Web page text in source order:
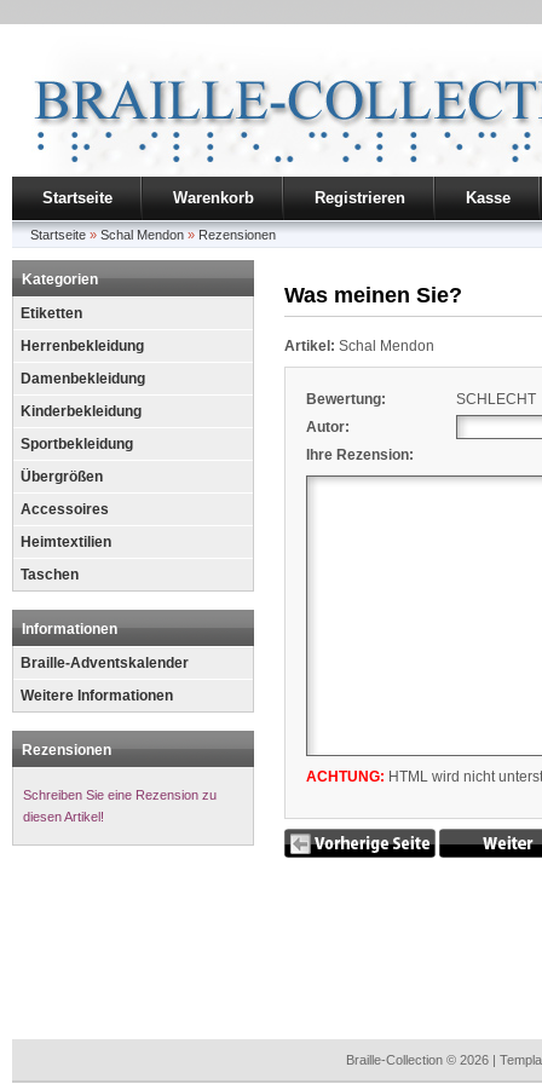
Startseite Warenkorb Registrieren Kasse
Startseite » Schal Mendon » Rezensionen
Kategorien
Etiketten
Herrenbekleidung
Damenbekleidung
Kinderbekleidung
Sportbekleidung
Übergrößen
Accessoires
Heimtextilien
Taschen
Informationen
Braille-Adventskalender
Weitere Informationen
Rezensionen
Schreiben Sie eine Rezension zu
diesen Artikel!
Was meinen Sie?
Artikel: Schal Mendon
Bewertung:
SCHLECHT
Autor:
Ihre Rezension:
ACHTUNG: HTML wird nicht
Braille-Collection © 2026 |